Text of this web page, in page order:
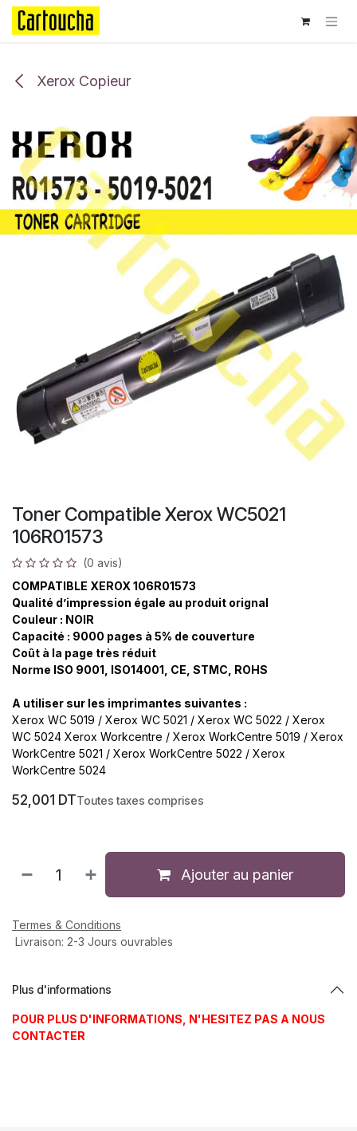
Se rendre au contenu
Xerox Copieur
Toner Compatible Xerox WC5021
106R01573
(0 avis)
COMPATIBLE XEROX 106R01573
Qualité d’impression égale au produit orignal
Couleur : NOIR
Capacité : 9000 pages à 5% de couverture
Coût à la page très réduit
Norme ISO 9001, ISO14001, CE, STMC, ROHS
A utiliser sur les imprimantes suivantes :
Xerox WC 5019 / Xerox WC 5021 / Xerox WC 5022 / Xerox
WC 5024 Xerox Workcentre / Xerox WorkCentre 5019 / Xerox
WorkCentre 5021 / Xerox WorkCentre 5022 / Xerox
WorkCentre 5024
52,001 DTToutes taxes comprises
Ajouter au panier
Termes & Conditions
Livraison: 2-3 Jours ouvrables
Plus d'informations
POUR PLUS D'INFORMATIONS, N'HESITEZ PAS A NOUS
CONTACTER